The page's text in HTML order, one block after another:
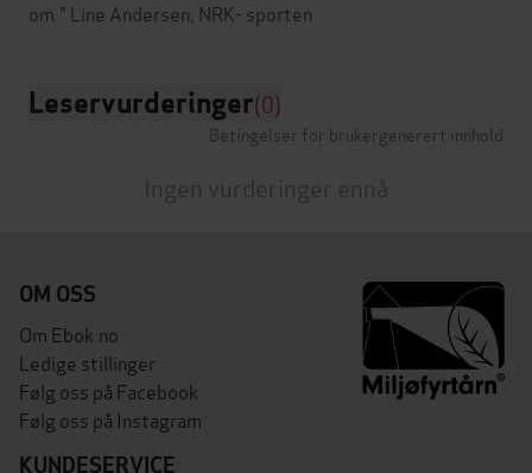
Leservurderinger(0)
Betingelser for brukergenerert innhold
Ingen vurderinger ennå
OM OSS
Om Ebok.no
Ledige stillinger
Følg oss på Facebook
Følg oss på Instagram
KUNDESERVICE